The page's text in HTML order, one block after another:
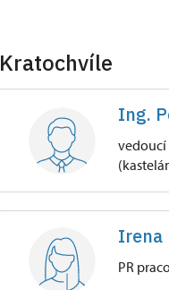
Kratochvíle
Ing.
Petrův Dvůr 9/,
Irena
PR